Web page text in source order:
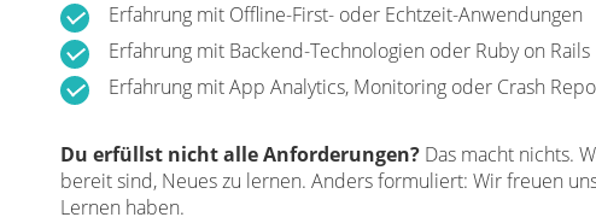
Erfahrung mit Offline-First- oder Echtzeit-Anwendungen
Erfahrung mit Backend-Technologien oder Ruby on Rails
Erfahrung mit App Analytics, Monitoring oder Crash
Du erfüllst nicht alle Anforderungen? Das macht nichts.
bereit sind, Neues zu lernen. Anders formuliert: Wir freuen
Lernen haben.